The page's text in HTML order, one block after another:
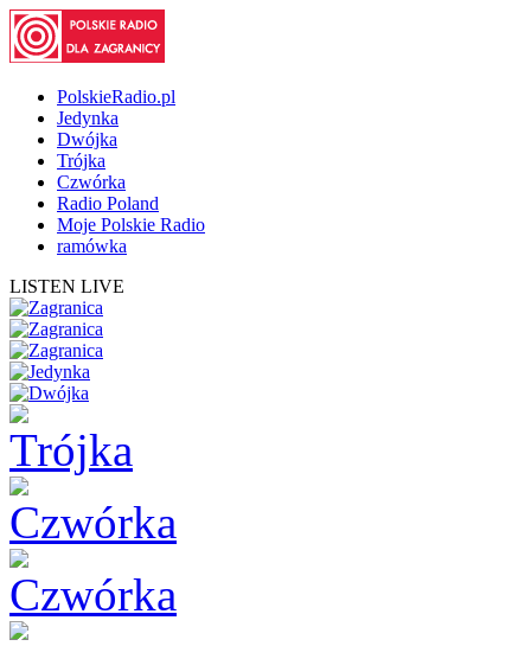
PolskieRadio.pl
Jedynka
Dwójka
Trójka
Czwórka
Radio Poland
Moje Polskie Radio
ramówka
LISTEN LIVE